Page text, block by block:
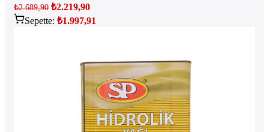
₺2.689,90 ₺2.219,90
Sepette: ₺1.997,91